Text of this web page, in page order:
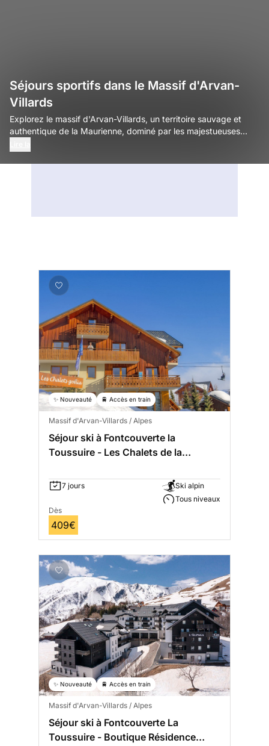
Séjours sportifs dans le Massif d'Arvan-
Villards
Explorez le massif d'Arvan-Villards, un territoire sauvage et
authentique de la Maurienne, dominé par les majestueuses
comme le col du Glandon ou le col de la Croix de Fer, parcourez
les sentiers de randonnée pédestre et de trail au cœur de
✨ Nouveauté 🚆 Accès en train
Massif d'Arvan-Villards / Alpes
Séjour ski à Fontcouverte la
Toussuire - Les Chalets de la
7 jours
Ski alpin
Tous niveaux
Dès
409€
✨ Nouveauté 🚆 Accès en train
Massif d'Arvan-Villards / Alpes
Séjour ski à Fontcouverte La
Toussuire - Boutique Résidence